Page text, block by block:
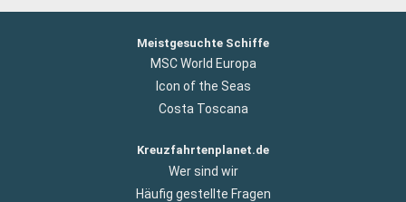
Meistgesuchte Schiffe
MSC World Europa
Icon of the Seas
Costa Toscana
Kreuzfahrtenplanet.de
Wer sind wir
Häufig gestellte Fragen